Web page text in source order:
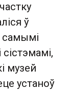
ў
самымі
музей
устаноў